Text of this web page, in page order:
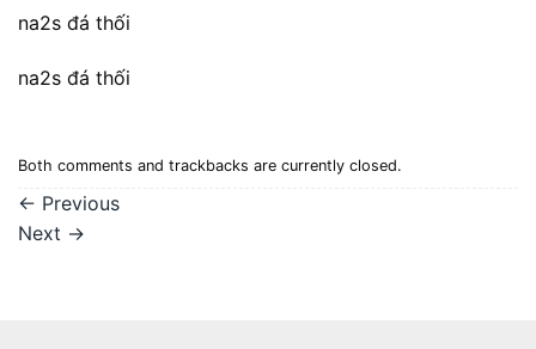
na2s đá thối
na2s đá thối
Both comments and trackbacks are currently closed.
← Previous
Next →